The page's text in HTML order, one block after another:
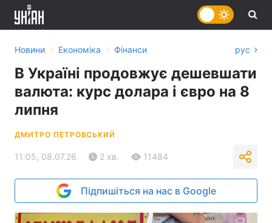
Новини › Економіка › Фінанси рус
В Україні продовжує дешевшати
валюта: курс долара і євро на 8
липня
ДМИТРО ПЕТРОВСЬКИЙ
11:05, 08.07.26 2 хв. 11484
Підпишіться на нас в Google